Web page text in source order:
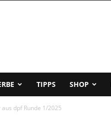
TIPPS SHOP
dpf Runde 1/2025